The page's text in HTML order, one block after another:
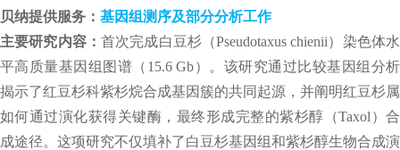
贝纳提供服务： 基因组测序及部分分析工作
主要研究内容： 首次完成白豆杉（Pseudotaxus chienii）染色体水
平高质量基因组图谱（15.6 Gb）。该研究通过比较基因组分析
揭示了红豆杉科紫杉烷合成基因簇的共同起源，并阐明红豆杉属
如何通过演化获得关键酶，最终形成完整的紫杉醇（Taxol）合
成途径。这项研究不仅填补了白豆杉基因组和紫杉醇生物合成演